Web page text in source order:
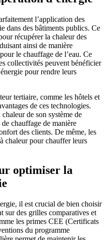
l’application des
dans des bâtiments publics. Ce
récupérer la chaleur des
ainsi de manière
le chauffage de l’eau. Ce
collectivités peuvent bénéficier
pour rendre leurs
tertiaire, comme les hôtels et
de ces technologies.
de son système de
chauffage de manière
des clients. De même, les
chaleur pour chauffer leurs
optimiser la
il est crucial de bien choisir
sur des grilles comparatives et
les primes CEE (Certificats
du programme